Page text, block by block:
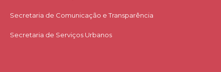
Secretaria de Comunicação e Transparência
Secretaria de Serviços Urbanos